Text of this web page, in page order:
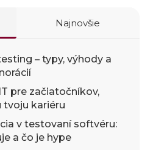
Najnovšie
– typy, výhody a
pre začiatočníkov,
tvoju kariéru
v testovaní softvéru:
a čo je hype